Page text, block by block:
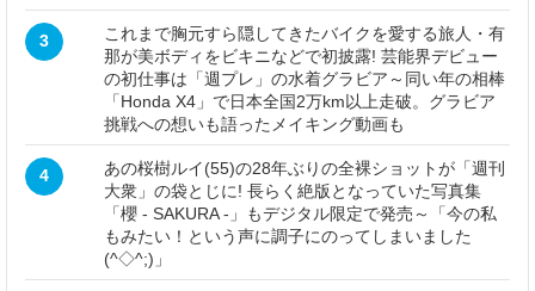
3
これまで胸元すら隠してきたバイクを愛する旅人・有
那が美ボディをビキニなどで初披露! 芸能界デビュー
の初仕事は「週プレ」の水着グラビア～同い年の相棒
「Honda X4」で日本全国2万km以上走破。グラビア
挑戦への想いも語ったメイキング動画も
4
あの桜樹ルイ(55)の28年ぶりの全裸ショットが「週刊
大衆」の袋とじに! 長らく絶版となっていた写真集
「櫻 - SAKURA -」もデジタル限定で発売～「今の私
もみたい！という声に調子にのってしまいました
(^◇^;)」